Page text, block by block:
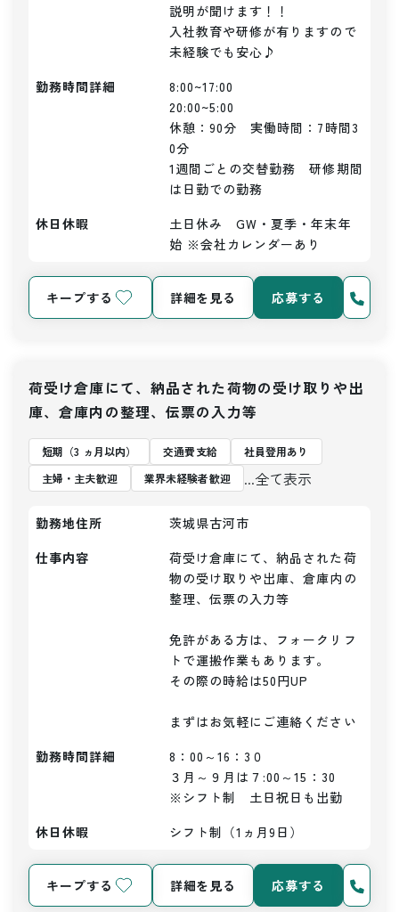
説明が聞けます！！
入社教育や研修が有りますので
未経験でも安心♪
勤務時間詳細
8:00~17:00
20:00~5:00
休憩：90分　実働時間：7時間3
0分
1週間ごとの交替勤務　研修期間
は日勤での勤務
休日休暇
土日休み　GW・夏季・年末年
始 ※会社カレンダーあり
キープする 詳細を見る 応募する
荷受け倉庫にて、納品された荷物の受け取りや出
庫、倉庫内の整理、伝票の入力等
短期（3 ヵ月以内） 交通費支給
社員登用あり
主婦・主夫歓迎
業界未経験者歓迎 ...全て表示
勤務地住所
茨城県古河市
仕事内容
荷受け倉庫にて、納品された荷
物の受け取りや出庫、倉庫内の
整理、伝票の入力等
免許がある方は、フォークリフ
トで運搬作業もあります。
その際の時給は50円UP
まずはお気軽にご連絡ください
勤務時間詳細
8：00～16：3０
３月～９月は７:00～15：30
※シフト制　土日祝日も出勤
休日休暇
シフト制（1ヵ月9日）
キープする 詳細を見る 応募する